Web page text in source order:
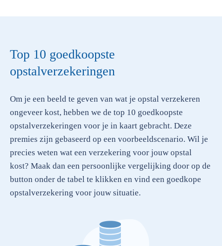
Top 10 goedkoopste
opstalverzekeringen
Om je een beeld te geven van wat je opstal verzekeren
ongeveer kost, hebben we de top 10 goedkoopste
opstalverzekeringen voor je in kaart gebracht. Deze
premies zijn gebaseerd op een voorbeeldscenario. Wil je
precies weten wat een verzekering voor jouw opstal
kost? Maak dan een persoonlijke vergelijking door op de
button onder de tabel te klikken en vind een goedkope
opstalverzekering voor jouw situatie.